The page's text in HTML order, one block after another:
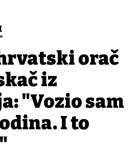
orač
iz
"Vozio sam
I to